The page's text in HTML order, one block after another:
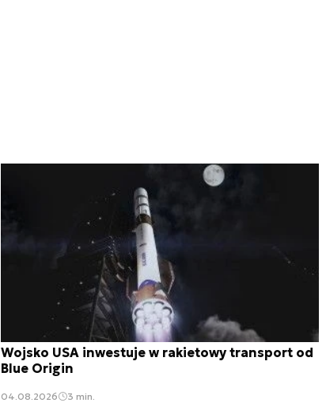
Wojsko USA inwestuje w rakietowy transport od
Blue Origin
04.08.2026 3 min.